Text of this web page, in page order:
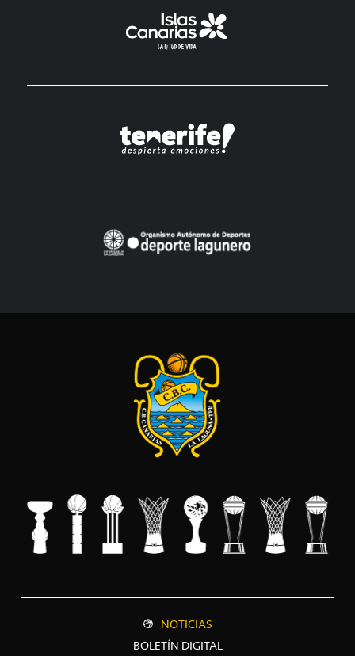
NOTICIAS
BOLETÍN DIGITAL